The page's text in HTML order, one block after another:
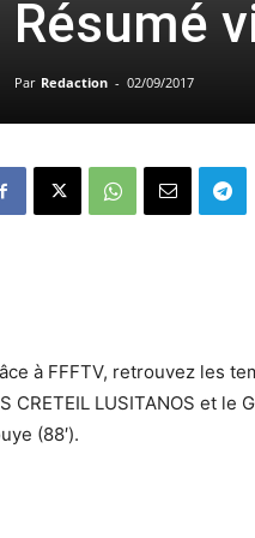
Résumé
Par Redaction - 02/09/2017
à FFFTV, retrouvez les
CRETEIL LUSITANOS et le
(88′).